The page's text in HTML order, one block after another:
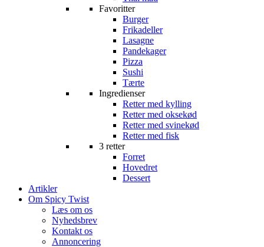
Favoritter
Burger
Frikadeller
Lasagne
Pandekager
Pizza
Sushi
Tærte
Ingredienser
Retter med kylling
Retter med oksekød
Retter med svinekød
Retter med fisk
3 retter
Forret
Hovedret
Dessert
Artikler
Om Spicy Twist
Læs om os
Nyhedsbrev
Kontakt os
Annoncering